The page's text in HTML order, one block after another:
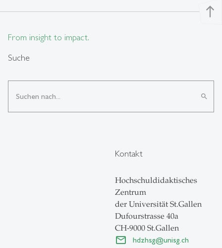
north
From insight to impact.
Suche
search
Kontakt
Hochschuldidaktisches
Zentrum
der Universität St.Gallen
Dufourstrasse 40a
CH-9000 St.Gallen
hdzhsg@unisg.ch